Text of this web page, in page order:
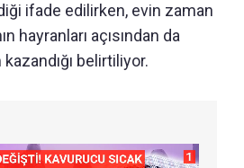
ifade edilirken, evin zaman
hayranları açısından da
belirtiliyor.